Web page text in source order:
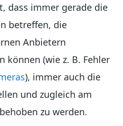
dass immer gerade die
betreffen, die
Anbietern
können (wie z. B. Fehler
), immer auch die
und zugleich am
zu werden.